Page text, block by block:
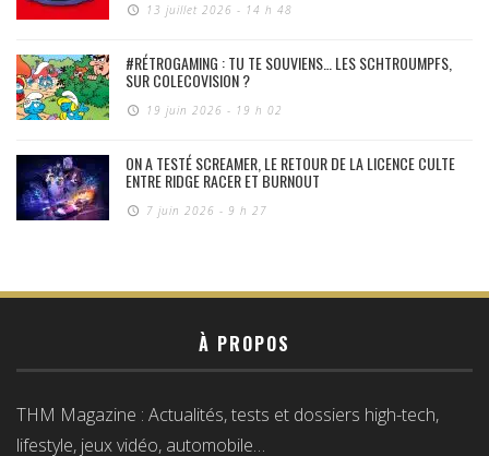
13 juillet 2026 - 14 h 48
#RÉTROGAMING : TU TE SOUVIENS… LES SCHTROUMPFS,
SUR COLECOVISION ?
19 juin 2026 - 19 h 02
ON A TESTÉ SCREAMER, LE RETOUR DE LA LICENCE CULTE
ENTRE RIDGE RACER ET BURNOUT
7 juin 2026 - 9 h 27
À PROPOS
THM Magazine : Actualités, tests et dossiers high-tech,
lifestyle, jeux vidéo, automobile…